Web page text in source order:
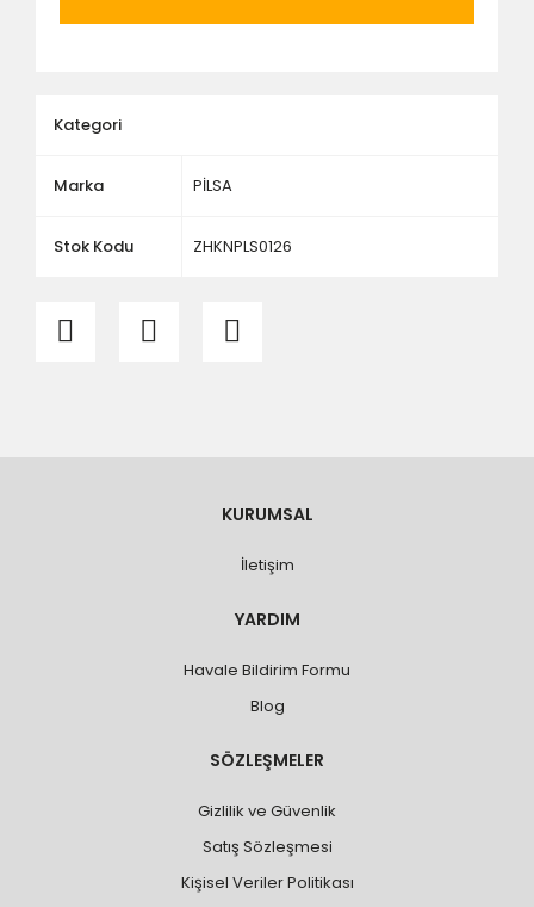
Kategori
Marka PİLSA
Stok Kodu ZHKNPLS0126
KURUMSAL
İletişim
YARDIM
Havale Bildirim Formu
Blog
SÖZLEŞMELER
Gizlilik ve Güvenlik
Satış Sözleşmesi
Kişisel Veriler Politikası